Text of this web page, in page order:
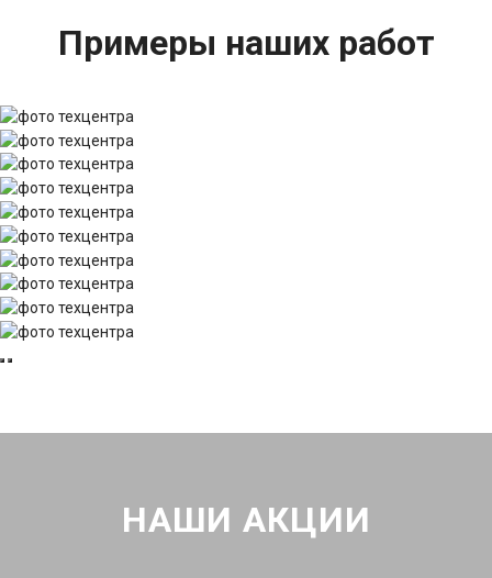
Примеры наших работ
НАШИ АКЦИИ